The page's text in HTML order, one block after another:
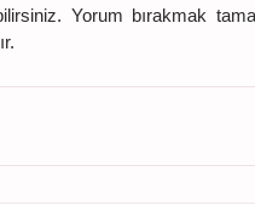
Yorum bırakmak